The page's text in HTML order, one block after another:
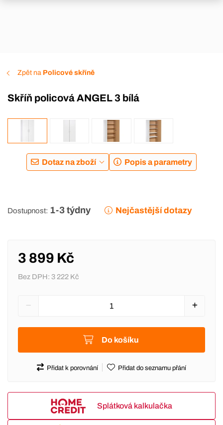
Zpět na Policové skříně
Skříň policová ANGEL 3 bílá
Dotaz na zboží Popis a parametry
Dostupnost: 1-3 týdny Nejčastější dotazy
3 899 Kč
Bez DPH: 3 222 Kč
Do košíku
Přidat k porovnání Přidat do seznamu přání
Splátková kalkulačka